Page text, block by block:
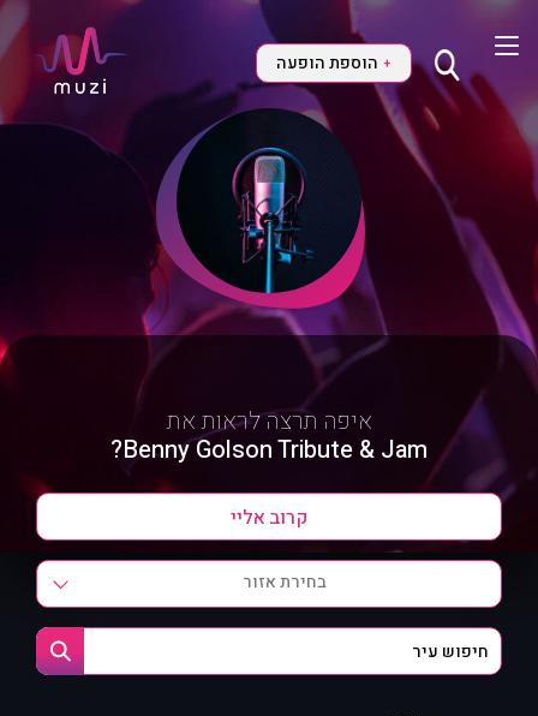
+ הוספת הופעה
איפה תרצה לראות את
Benny Golson Tribute & Jam?
בחירת אזור